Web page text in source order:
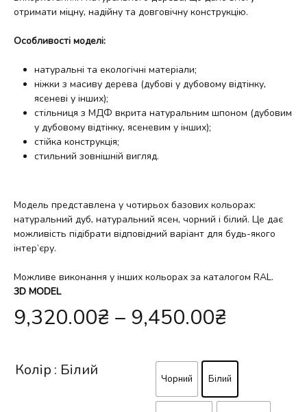
отримати міцну, надійну та довговічну конструкцію.
Особливості моделі:
натуральні та екологічні матеріали;
ніжки з масиву дерева (дубові у дубовому відтінку,
ясеневі у інших);
стільниця з МДФ вкрита натуральним шпоном (дубовим
у дубовому відтінку, ясеневим у інших);
стійка конструкція;
стильний зовнішній вигляд.
Модель представлена у чотирьох базових кольорах:
натуральний дуб, натуральний ясен, чорний і білий. Це дає
можливість підібрати відповідний варіант для будь-якого
інтер’єру.
Можливе виконання у інших кольорах за каталогом RAL.
3D MODEL
9,320.00₴ – 9,450.00₴
Колір : Білий Чорний Білий